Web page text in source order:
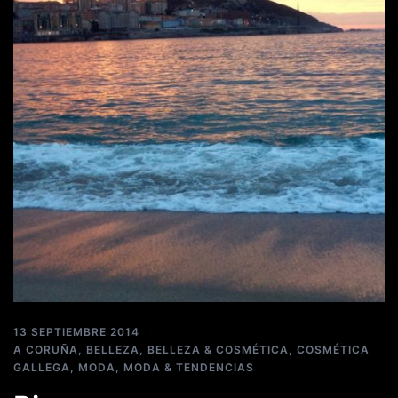
13 SEPTIEMBRE 2014
A CORUÑA, BELLEZA, BELLEZA & COSMÉTICA, COSMÉTICA
GALLEGA, MODA, MODA & TENDENCIAS